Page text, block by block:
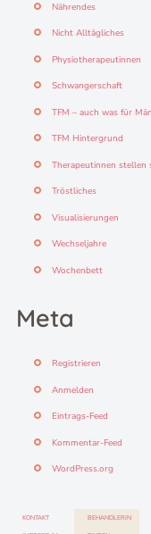
Nährendes
Nicht Alltägliches
Physiotherapeutinnen
Schwangerschaft
TFM – auch was für
TFM Hintergrund
Therapeutinnen stellen
Tröstliches
Visualisierungen
Wechseljahre
Wochenbett
Meta
Registrieren
Anmelden
Eintrags-Feed
Kommentar-Feed
WordPress.org
KONTAKT BEHANDLERIN